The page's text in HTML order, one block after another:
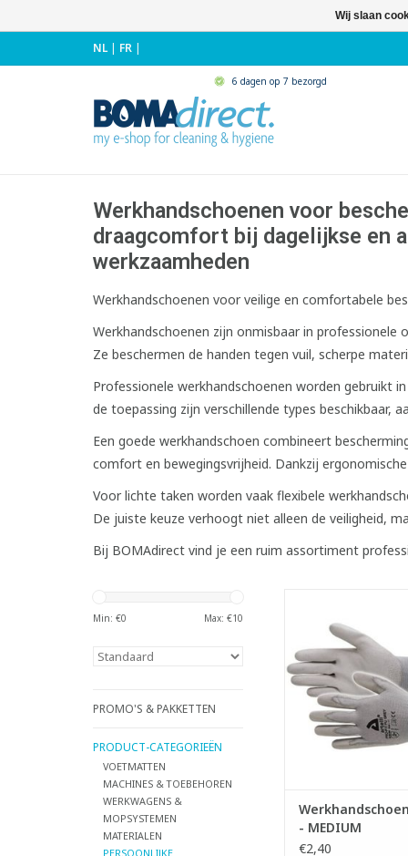
NL| FR |
6 dagen op 7 bezorgd
Werkhandschoenen voor
draagcomfort bij dagelijkse en
werkzaamheden
Werkhandschoenen voor veilige en comfortabele
Werkhandschoenen zijn onmisbaar in professionele
Ze beschermen de handen tegen vuil, scherpe
Professionele werkhandschoenen worden gebruikt
de toepassing zijn verschillende types beschikbaar,
Een goede werkhandschoen combineert
comfort en bewegingsvrijheid. Dankzij
Voor lichte taken worden vaak flexibele
De juiste keuze verhoogt niet alleen de veiligheid,
Bij BOMAdirect vind je een ruim assortiment
Min: €0 Max: €10
PROMO'S & PAKKETTEN
PRODUCT-CATEGORIEËN
VOETMATTEN
MACHINES & TOEBEHOREN
WERKWAGENS &
MOPSYSTEMEN
MATERIALEN
PERSOONLIJKE
naadloze nylon
- Erg comfortabel om
ademende coating
handen droog
- Superieure
- Optimale
TOEVOEGEN AAN
- MEDIUM
€2,40
Wij slaan